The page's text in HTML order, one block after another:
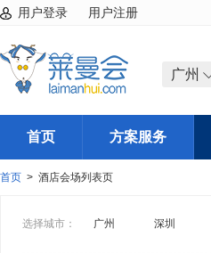
用户登录 用户注册
广州
首页 方案服务
首页 > 酒店会场列表页
选择城市： 广州 深圳